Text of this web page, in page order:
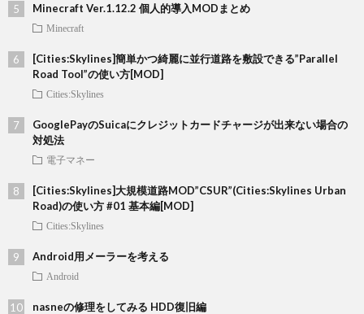
Minecraft Ver.1.12.2 個人的導入MODまとめ
Minecraft
[Cities:Skylines]簡単かつ綺麗に並行道路を敷設できる”Parallel
Road Tool”の使い方[MOD]
Cities:Skylines
GooglePayのSuicaにクレジットカードチャージが出来ない場合の
対処法
電子マネー
[Cities:Skylines]大規模道路MOD”CSUR”(Cities:Skylines Urban
Road)の使い方 #01 基本編[MOD]
Cities:Skylines
Android用メーラーを考える
Android
nasneの修理をしてみる HDD復旧編